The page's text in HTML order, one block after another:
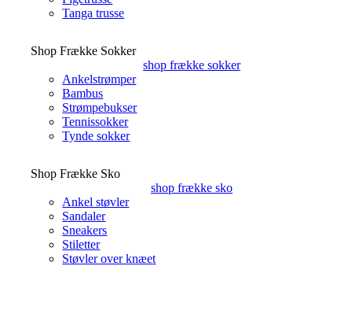
Tanga trusse
Shop Frække Sokker
shop frække sokker
Ankelstrømper
Bambus
Strømpebukser
Tennissokker
Tynde sokker
Shop Frække Sko
shop frække sko
Ankel støvler
Sandaler
Sneakers
Stiletter
Støvler over knæet